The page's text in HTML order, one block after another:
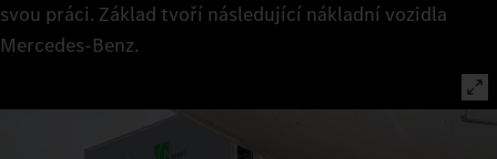
svou práci. Základ tvoří následující nákladní vozidla
Mercedes‑Benz.